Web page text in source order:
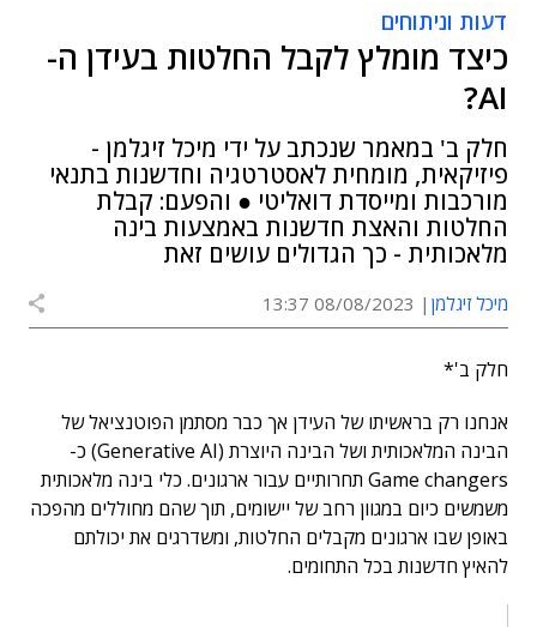
דעות וניתוחים
כיצד מומלץ לקבל החלטות בעידן ה-
AI?
חלק ב' במאמר שנכתב על ידי מיכל זיגלמן -
פיזיקאית, מומחית לאסטרטגיה וחדשנות בתנאי
מורכבות ומייסדת דואליטי ● והפעם: קבלת
החלטות והאצת חדשנות באמצעות בינה
מלאכותית - כך הגדולים עושים זאת
מיכל זיגלמן 08/08/2023 13:37
חלק ב'*
אנחנו רק בראשיתו של העידן אך כבר מסתמן הפוטנציאל של
הבינה המלאכותית ושל הבינה היוצרת (Generative AI) כ-
Game changers תחרותיים עבור ארגונים. כלי בינה מלאכותית
משמשים כיום במגוון רחב של יישומים, תוך שהם מחוללים מהפכה
באופן שבו ארגונים מקבלים החלטות, ומשדרגים את יכולתם
להאיץ חדשנות בכל התחומים.